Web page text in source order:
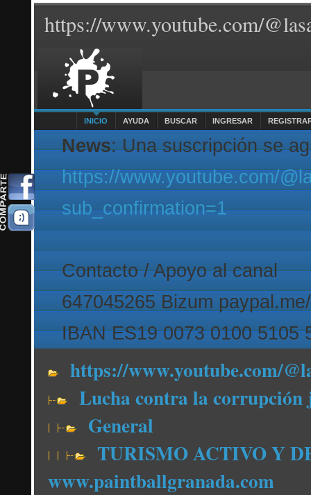
https://www.youtube.com/
INICIO AYUDA BUSCAR INGRESAR
News: Una suscripción se
https://www.youtube.com/
sub_confirmation=1
Contacto / Apoyo al canal
647045265 Bizum
IBAN ES19 0073 0100 5105
https://www.youtube.com/
Lucha contra la
General
TURISMO ACTIVO Y
www.paintballgranada.com